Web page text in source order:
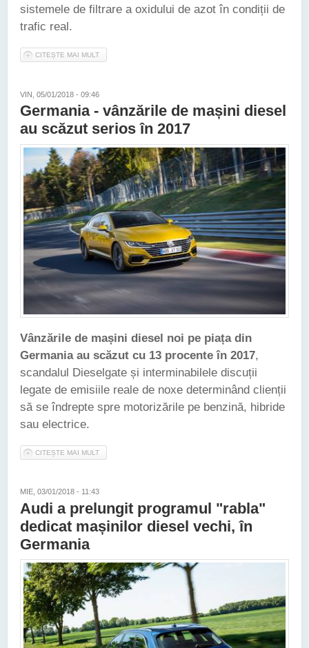
sistemele de filtrare a oxidului de azot în condiții de
trafic real.
CITEȘTE MAI MULT
VIN, 05/01/2018 - 09:46
Germania - vânzările de mașini diesel
au scăzut serios în 2017
Vânzările de mașini diesel noi pe piața din
Germania au scăzut cu 13 procente în 2017,
scandalul Dieselgate și interminabilele discuții
legate de emisiile reale de noxe determinând clienții
să se îndrepte spre motorizările pe benzină, hibride
sau electrice.
CITEȘTE MAI MULT
MIE, 03/01/2018 - 11:43
Audi a prelungit programul "rabla"
dedicat mașinilor diesel vechi, în
Germania